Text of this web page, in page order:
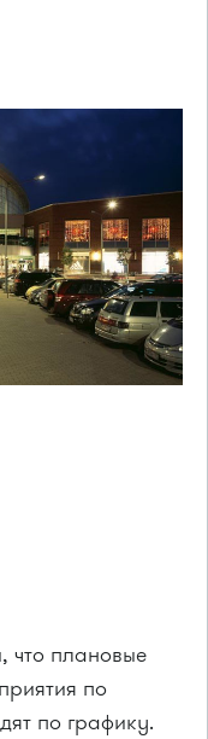
что плановые
по
по графику.